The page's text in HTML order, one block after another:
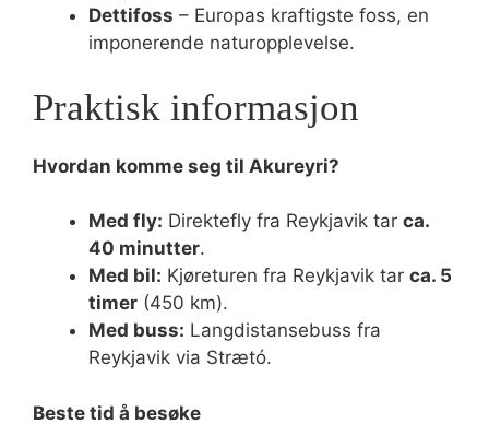
Dettifoss – Europas kraftigste foss, en
imponerende naturopplevelse.
Praktisk informasjon
Hvordan komme seg til Akureyri?
Med fly: Direktefly fra Reykjavik tar ca.
40 minutter.
Med bil: Kjøreturen fra Reykjavik tar ca. 5
timer (450 km).
Med buss: Langdistansebuss fra
Reykjavik via Strætó.
Beste tid å besøke